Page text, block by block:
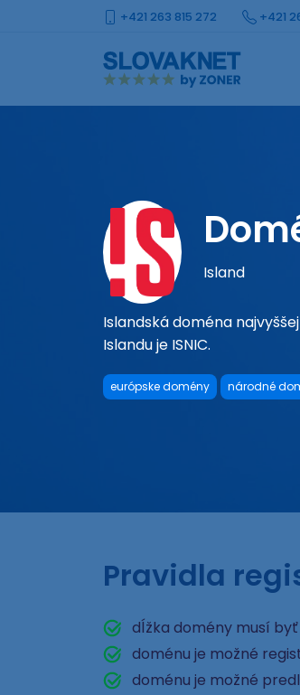
+421 263 815 272 +421
Island
Islandská doména
Islandu je ISNIC.
európske domény národné
Pravidla
dĺžka domény musí
doménu je možné
doménu je možné